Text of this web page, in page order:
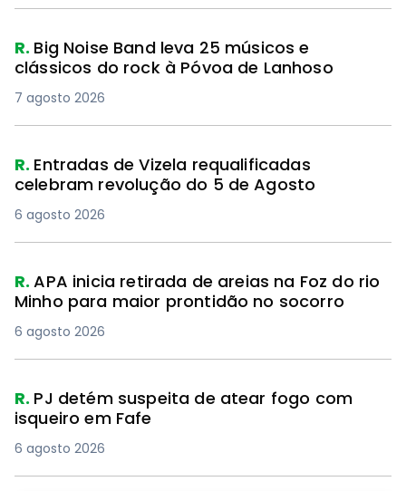
R. Big Noise Band leva 25 músicos e
clássicos do rock à Póvoa de Lanhoso
7 agosto 2026
R. Entradas de Vizela requalificadas
celebram revolução do 5 de Agosto
6 agosto 2026
R.APA inicia retirada de areias na Foz do rio
Minho para maior prontidão no socorro
6 agosto 2026
R. PJ detém suspeita de atear fogo com
isqueiro em Fafe
6 agosto 2026